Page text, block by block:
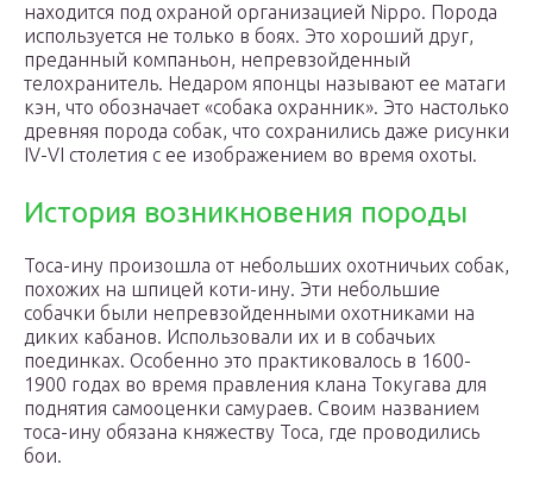
находится под охраной организацией Nippo. Порода
используется не только в боях. Это хороший друг,
преданный компаньон, непревзойденный
телохранитель. Недаром японцы называют ее матаги
кэн, что обозначает «собака охранник». Это настолько
древняя порода собак, что сохранились даже рисунки
IV-VI столетия с ее изображением во время охоты.
История возникновения породы
Тоса-ину произошла от небольших охотничьих собак,
похожих на шпицей коти-ину. Эти небольшие
собачки были непревзойденными охотниками на
диких кабанов. Использовали их и в собачьих
поединках. Особенно это практиковалось в 1600-
1900 годах во время правления клана Токугава для
поднятия самооценки самураев. Своим названием
тоса-ину обязана княжеству Тоса, где проводились
бои.